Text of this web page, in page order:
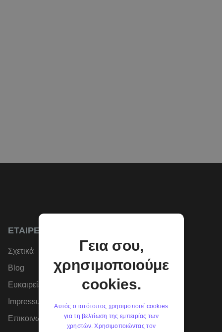
ΕΤΑΙΡΕΊΑ
Σχετικά
Blog
Ευκαιρείες Καριέρας
Impressum
Επικοινωνήστε μαζί μας
Γεια σου,
χρησιμοποιούμε
cookies.
Αυτός ο ιστότοπος χρησιμοποιεί cookies
για τη βελτίωση της εμπειρίας των
χρηστών. Χρησιμοποιώντας τον